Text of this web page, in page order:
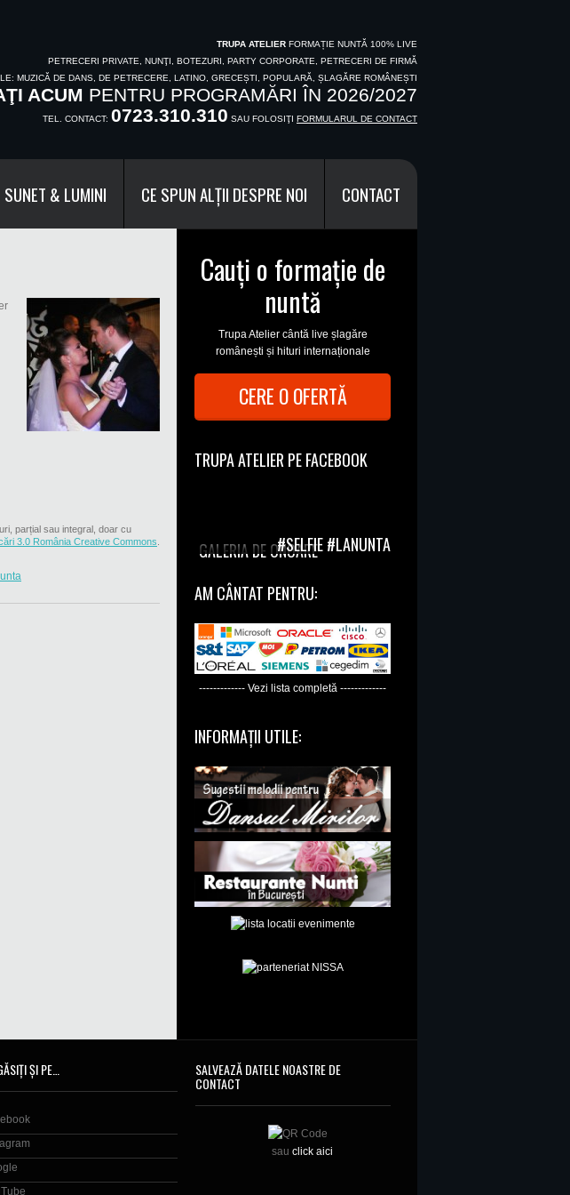
TRUPA ATELIER FORMAȚIE NUNTĂ 100% LIVE
PETRECERI PRIVATE, NUNŢI, BOTEZURI, PARTY CORPORATE, PETRECERI DE FIRMĂ
MUZICĂ DE DANS, DE PETRECERE, LATINO, GRECEȘTI, POPULARĂ, ȘLAGĂRE ROMÂNEȘTI
ACUM PENTRU PROGRAMĂRI ÎN 2026/2027
TEL. CONTACT: 0723.310.310 SAU FOLOSIŢI FORMULARUL DE CONTACT
SUNET & LUMINI CE SPUN ALȚII DESPRE NOI CONTACT
parțial sau integral, doar cu
3.0 România Creative Commons
Cauți o formație de
nuntă
Trupa Atelier cântă live șlagăre
românești și hituri internaționale
CERE O OFERTĂ
TRUPA ATELIER PE FACEBOOK
GALERIA DE ONOARE#SELFIE #LANUNTA
AM CÂNTAT PENTRU:
------------- Vezi lista completă -------------
INFORMAȚII UTILE:
ȘI PE… SALVEAZĂ DATELE NOASTRE DE
CONTACT
sau click aici